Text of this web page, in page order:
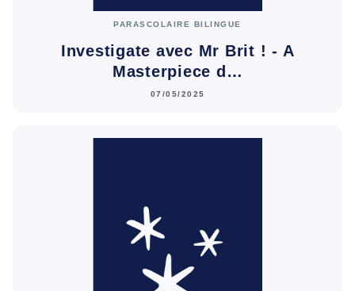
PARASCOLAIRE BILINGUE
Investigate avec Mr Brit ! - A
Masterpiece d…
07/05/2025